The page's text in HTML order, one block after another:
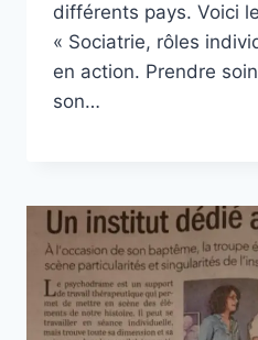
différents pays. Voici
« Sociatrie, rôles
en action. Prendre
son…